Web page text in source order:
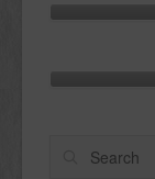
Search